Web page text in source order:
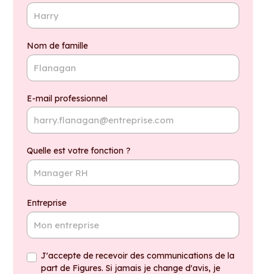
Nom de famille
E-mail professionnel
Quelle est votre fonction ?
Entreprise
J'accepte de recevoir des communications de la
part de Figures. Si jamais je change d'avis, je